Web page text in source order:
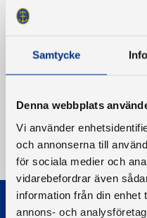
Samtycke
Denna webbplats
Vi använder
och annonserna till
för sociala medier och
vidarebefordrar även
information från din enhet
annons- och